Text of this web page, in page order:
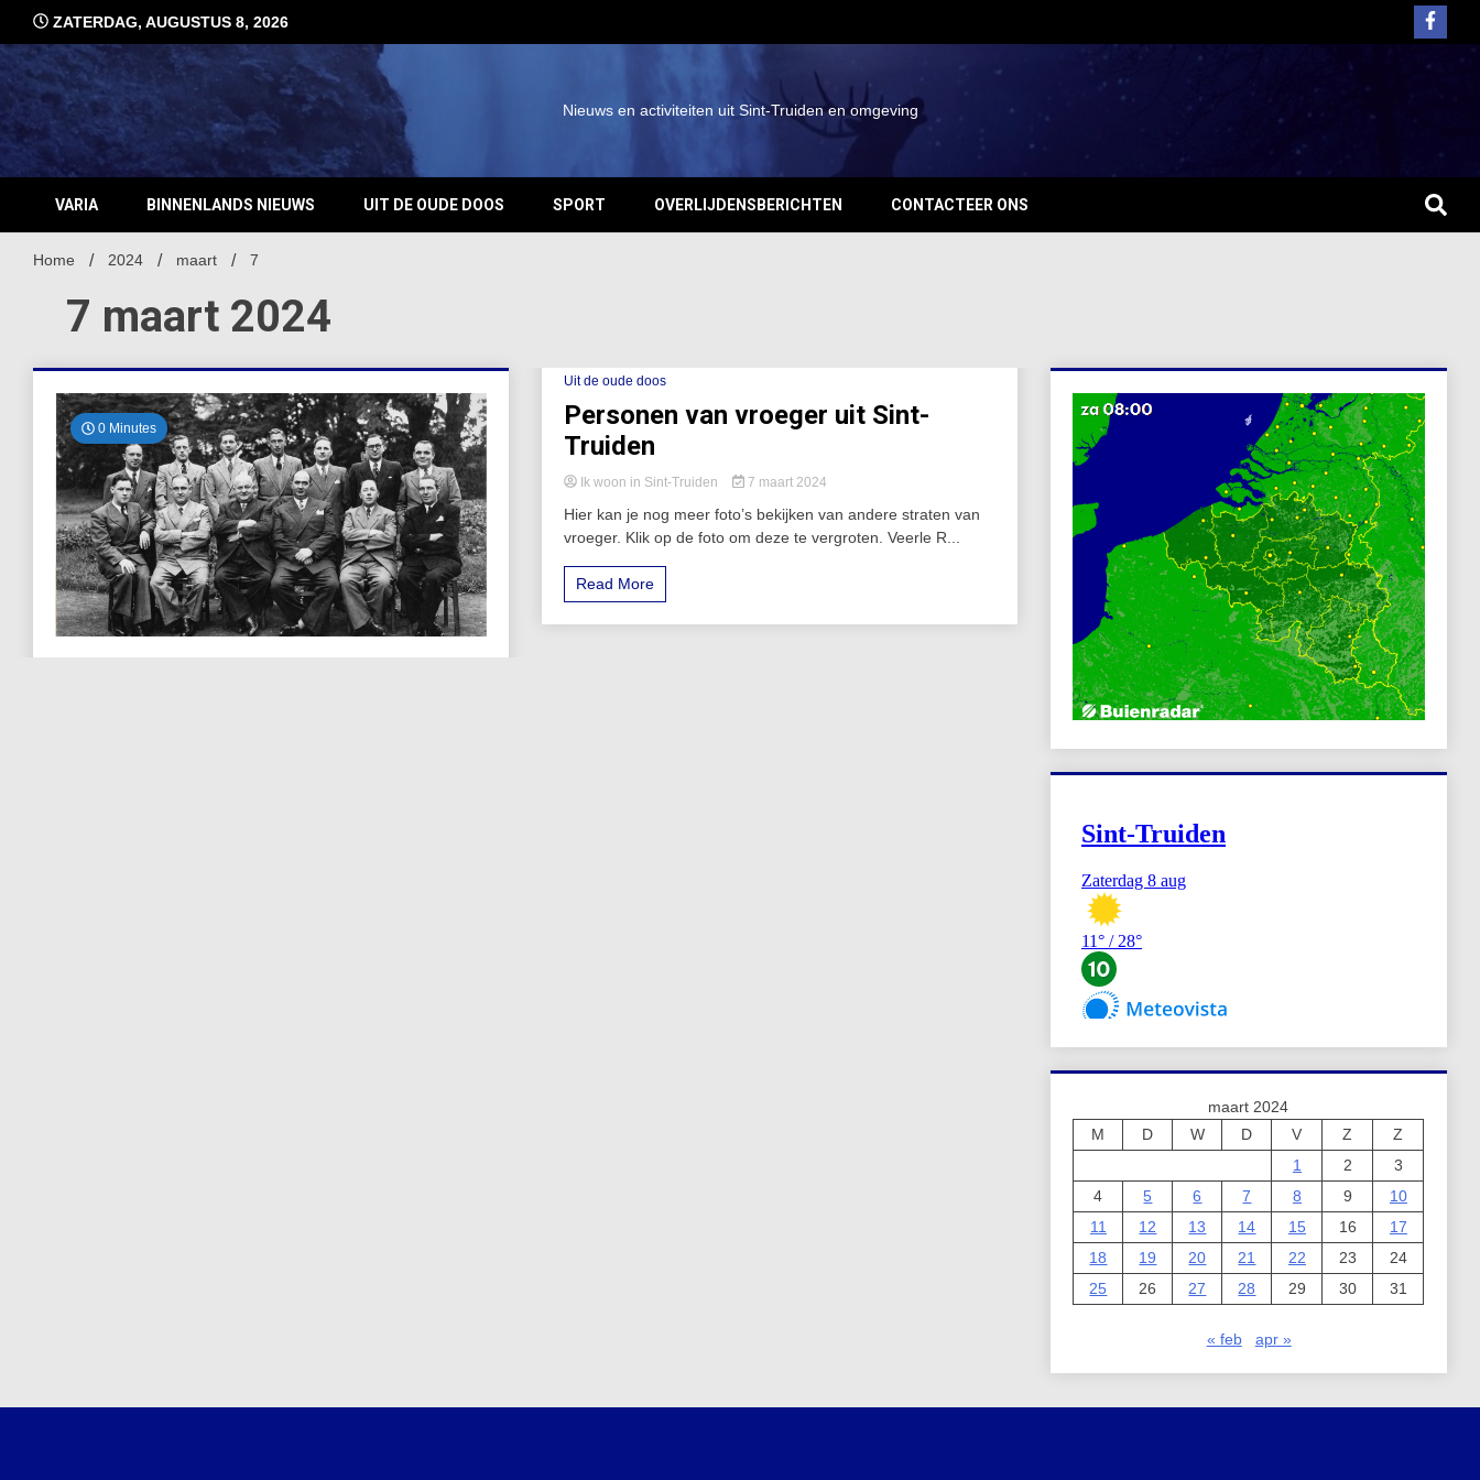
inhoud
ZATERDAG, AUGUSTUS 8, 2026
Nieuws en activiteiten uit Sint-Truiden en omgeving
VARIA BINNENLANDS NIEUWS UIT DE OUDE DOOS SPORT OVERLIJDENSBERICHTEN CONTACTEER ONS
Home 2024 maart 7
7 maart 2024
0 Minutes
Uit de oude doos
Personen van vroeger uit Sint-
Truiden
Ik woon in Sint-Truiden 7 maart 2024
Hier kan je nog meer foto’s bekijken van andere straten van
vroeger. Klik op de foto om deze te vergroten. Veerle R...
Read More
maart 2024
M
D W D V Z
Z
1
2
3
4
5 6 7 8 9
10
11
12 13 14 15 16
17
18
19 20 21 22 23
24
25
26 27 28 29 30 31
« feb apr »